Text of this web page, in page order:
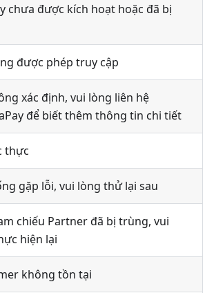
chưa được kích hoạt hoặc đã bị
được phép truy cập
xác định, vui lòng liên hệ
để biết thêm thông tin chi tiết
thực
gặp lỗi, vui lòng thử lại sau
chiếu Partner đã bị trùng, vui
hiện lại
không tồn tại